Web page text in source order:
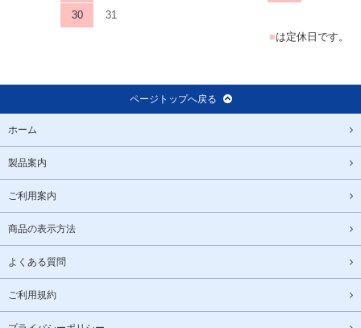
30
31
■は定休日です。
ページトップへ戻る
ホーム
製品案内
ご利用案内
商品の表示方法
よくある質問
ご利用規約